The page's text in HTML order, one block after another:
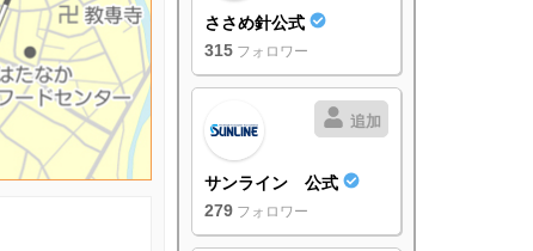
ささめ針公式
315 フォロワー
追加
サンライン 公式
279 フォロワー